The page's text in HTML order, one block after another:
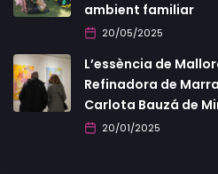
ambient familiar
20/05/2025
L’essència de
Refinadora de
Carlota Bauzá de
20/01/2025